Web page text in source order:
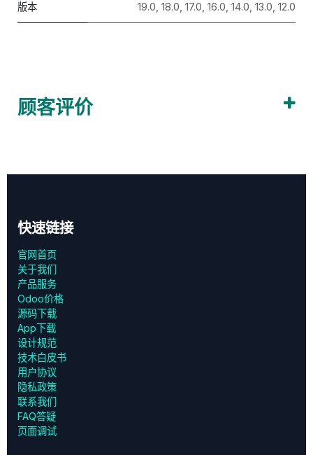
版本 19.0 18.0 17.0 16.0 14.0 13.0 12.0
顾客评价
快速链接
官网首页
关于我们
产品服务
Odoo价格
源码下载
App下载
设计规范
技术白皮书
用户协议
‎隐私政策‎
联系我们
FAQ答疑
页面调试